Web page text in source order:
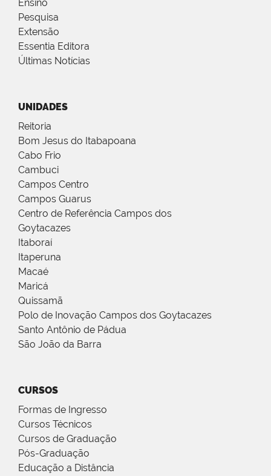
Ensino
Pesquisa
Extensão
Essentia Editora
Últimas Notícias
UNIDADES
Reitoria
Bom Jesus do Itabapoana
Cabo Frio
Cambuci
Campos Centro
Campos Guarus
Centro de Referência Campos dos
Goytacazes
Itaboraí
Itaperuna
Macaé
Maricá
Quissamã
Polo de Inovação Campos dos Goytacazes
Santo Antônio de Pádua
São João da Barra
CURSOS
Formas de Ingresso
Cursos Técnicos
Cursos de Graduação
Pós-Graduação
Educação a Distância